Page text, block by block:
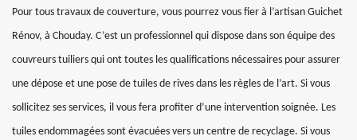
Pour tous travaux de couverture, vous pourrez vous fier à l’artisan Guichet
Rénov, à Chouday. C’est un professionnel qui dispose dans son équipe des
couvreurs tuiliers qui ont toutes les qualifications nécessaires pour assurer
une dépose et une pose de tuiles de rives dans les règles de l’art. Si vous
sollicitez ses services, il vous fera profiter d’une intervention soignée. Les
tuiles endommagées sont évacuées vers un centre de recyclage. Si vous